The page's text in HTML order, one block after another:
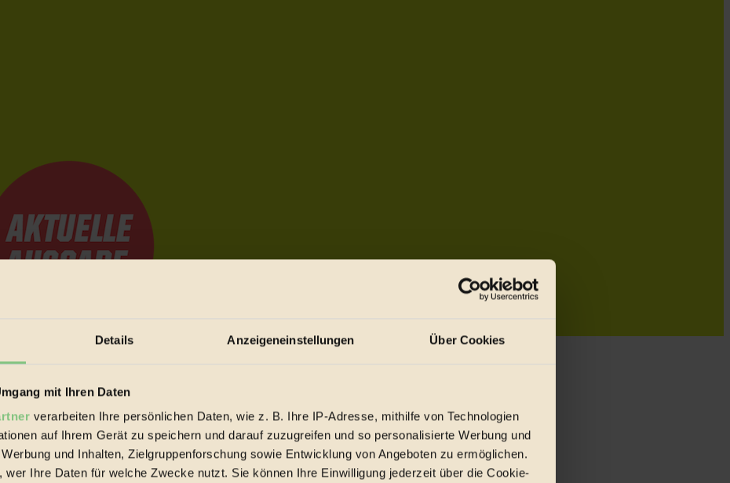
Details Anzeigeneinstellungen Über Cookies
mit Ihren Daten
verarbeiten Ihre persönlichen Daten, wie z. B. Ihre IP-Adresse, mithilfe von Technologien
auf Ihrem Gerät zu speichern und darauf zuzugreifen und so personalisierte Werbung und
und Inhalten, Zielgruppenforschung sowie Entwicklung von Angeboten zu ermöglichen.
wer Ihre Daten für welche Zwecke nutzt. Sie können Ihre Einwilligung jederzeit über die Cookie-
Bewegungen festzuhalten.
vorbeischauen.
inziwschen oft zu Hause.
voll wieder zu dir zurückkommen.